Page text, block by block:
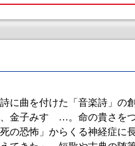
に曲を付けた「音楽詩」の
金子みすゞ…。命の貴さを
の恐怖」からくる神経症に